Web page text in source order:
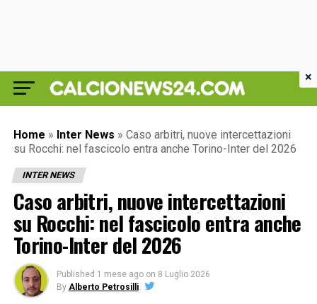
Home » Inter News » Caso arbitri, nuove intercettazioni
su Rocchi: nel fascicolo entra anche Torino-Inter del 2026
INTER NEWS
Caso arbitri, nuove intercettazioni
su Rocchi: nel fascicolo entra anche
Torino-Inter del 2026
Published 1 mese ago on 8 Luglio 2026
By Alberto Petrosilli
×